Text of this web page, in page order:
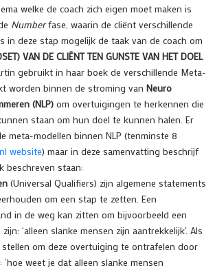
welke de coach zich eigen moet maken is
Numberfase, waarin de cliënt verschillende
in deze stap mogelijk de taak van de coach om
VAN DE CLIËNT TEN GUNSTE VAN HET DOEL
gebruikt in haar boek de verschillende Meta-
worden binnen de stroming van Neuro
(NLP) om overtuigingen te herkennen die
staan om hun doel te kunnen halen. Er
meta-modellen binnen NLP (tenminste 8
website) maar in deze samenvatting beschrijf
beschreven staan:
(Universal Qualifiers) zijn algemene statements
om een stap te zetten. Een
in de weg kan zitten om bijvoorbeeld een
‘alleen slanke mensen zijn aantrekkelijk’. Als
om deze overtuiging te ontrafelen door
weet je dat alleen slanke mensen